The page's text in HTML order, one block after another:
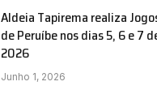
Aldeia Tapirema realiza
de Peruíbe nos dias 5, 6 e 7
2026
Junho 1, 2026